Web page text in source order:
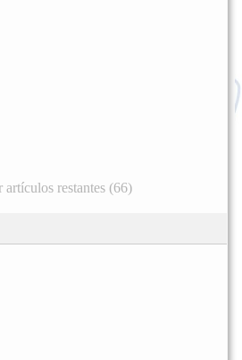
artículos restantes (66)